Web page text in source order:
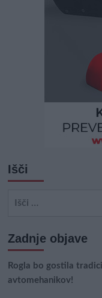
Išči
Zadnje objave
Rogla bo gostila
avtomehanikov!